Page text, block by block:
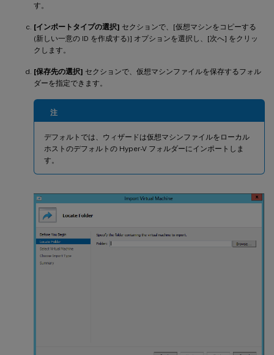
す。
[インポートタイプの選択] セクションで、[仮想マシンをコピーする
(新しい一意の ID を作成する)] オプションを選択し、[次へ] をクリッ
クします。
[保存先の選択] セクションで、仮想マシンファイルを保存するフォル
ダーを指定できます。
注
デフォルトでは、ウィザードは仮想マシンファイルをローカル
ホストのデフォルトの Hyper-V フォルダーにインポートしま
す。